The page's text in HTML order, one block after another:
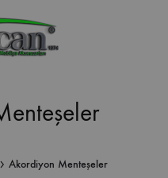
Akordiyon Menteşeler